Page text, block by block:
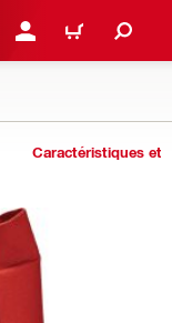
CONNEXION OU
PANIER
Caractéristiques et